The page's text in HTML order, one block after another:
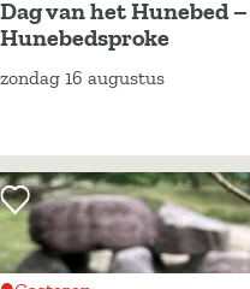
:Dag van het Hunebed
Hunebedsproke
D
g
v
a
n
zondag 16 augustus
Voeg toe als favoriet